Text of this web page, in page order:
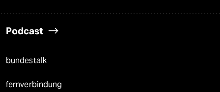
Podcast
bundestalk
fernverbindung